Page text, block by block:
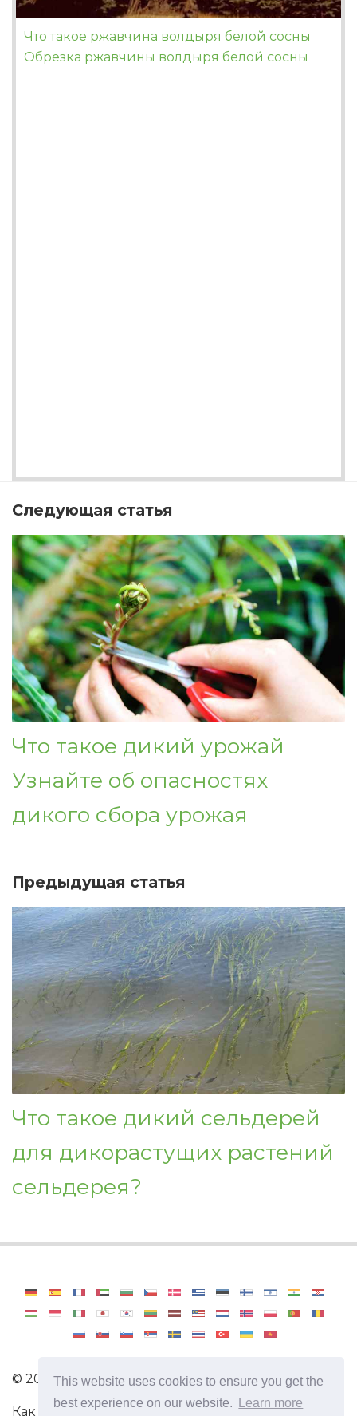
This website uses cookies to ensure you get the
best experience on our website.
Learn more
Что такое ржавчина волдыря белой сосны
Обрезка ржавчины волдыря белой сосны
Следующая статья
Что такое дикий урожай
Узнайте об опасностях
дикого сбора урожая
Предыдущая статья
Что такое дикий сельдерей
для дикорастущих растений
сельдерея?
© 2026Haenselblatt
Как стать профессиональным садоводом.